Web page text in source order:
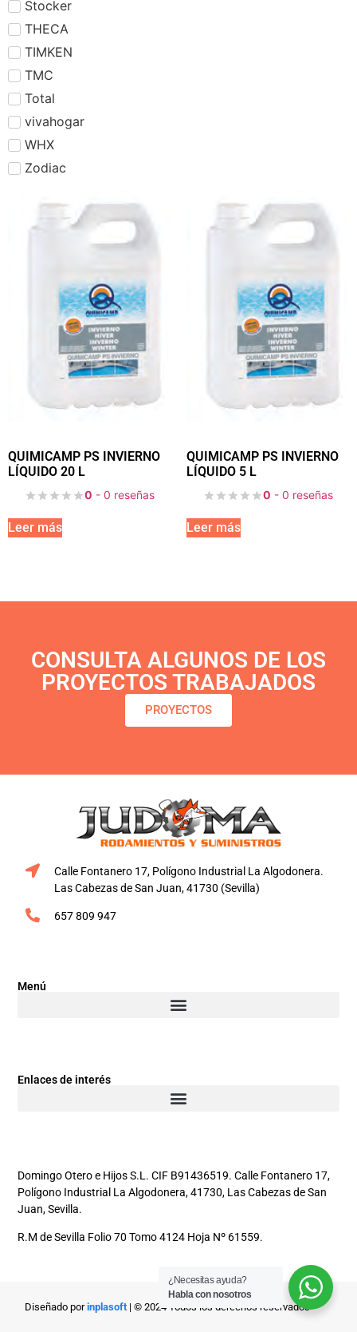
Stocker
THECA
TIMKEN
TMC
Total
vivahogar
WHX
Zodiac
QUIMICAMP PS INVIERNO
LÍQUIDO 20 L
0 - 0 reseñas
Leer más
QUIMICAMP PS INVIERNO
LÍQUIDO 5 L
0 - 0 reseñas
Leer más
CONSULTA ALGUNOS DE LOS
PROYECTOS TRABAJADOS
PROYECTOS
Calle Fontanero 17, Polígono Industrial La Algodonera.
Las Cabezas de San Juan, 41730 (Sevilla)
657 809 947
Menú
Enlaces de interés
Domingo Otero e Hijos S.L. CIF B91436519. Calle Fontanero 17,
Polígono Industrial La Algodonera, 41730, Las Cabezas de San
Juan, Sevilla.
R.M de Sevilla Folio 70 Tomo 4124 Hoja Nº 61559.
Diseñado porinplasoft | © 2024 Todos los derechos reservados
¿Necesitas ayuda?
Habla con nosotros